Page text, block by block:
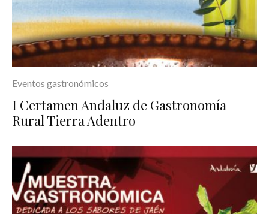
Eventos gastronómicos
I Certamen Andaluz de Gastronomía
Rural Tierra Adentro